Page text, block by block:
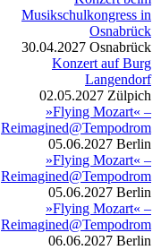
Musikschulkongress in
Osnabrück
30.04.2027 Osnabrück
Konzert auf Burg
Langendorf
02.05.2027 Zülpich
»Flying Mozart« –
Reimagined@Tempodrom
05.06.2027 Berlin
»Flying Mozart« –
Reimagined@Tempodrom
05.06.2027 Berlin
»Flying Mozart« –
Reimagined@Tempodrom
06.06.2027 Berlin